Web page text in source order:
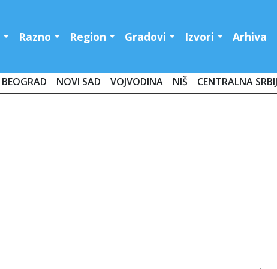
Razno Region Gradovi Izvori Arhiva
BEOGRAD NOVI SAD VOJVODINA NIŠ CENTRALNA